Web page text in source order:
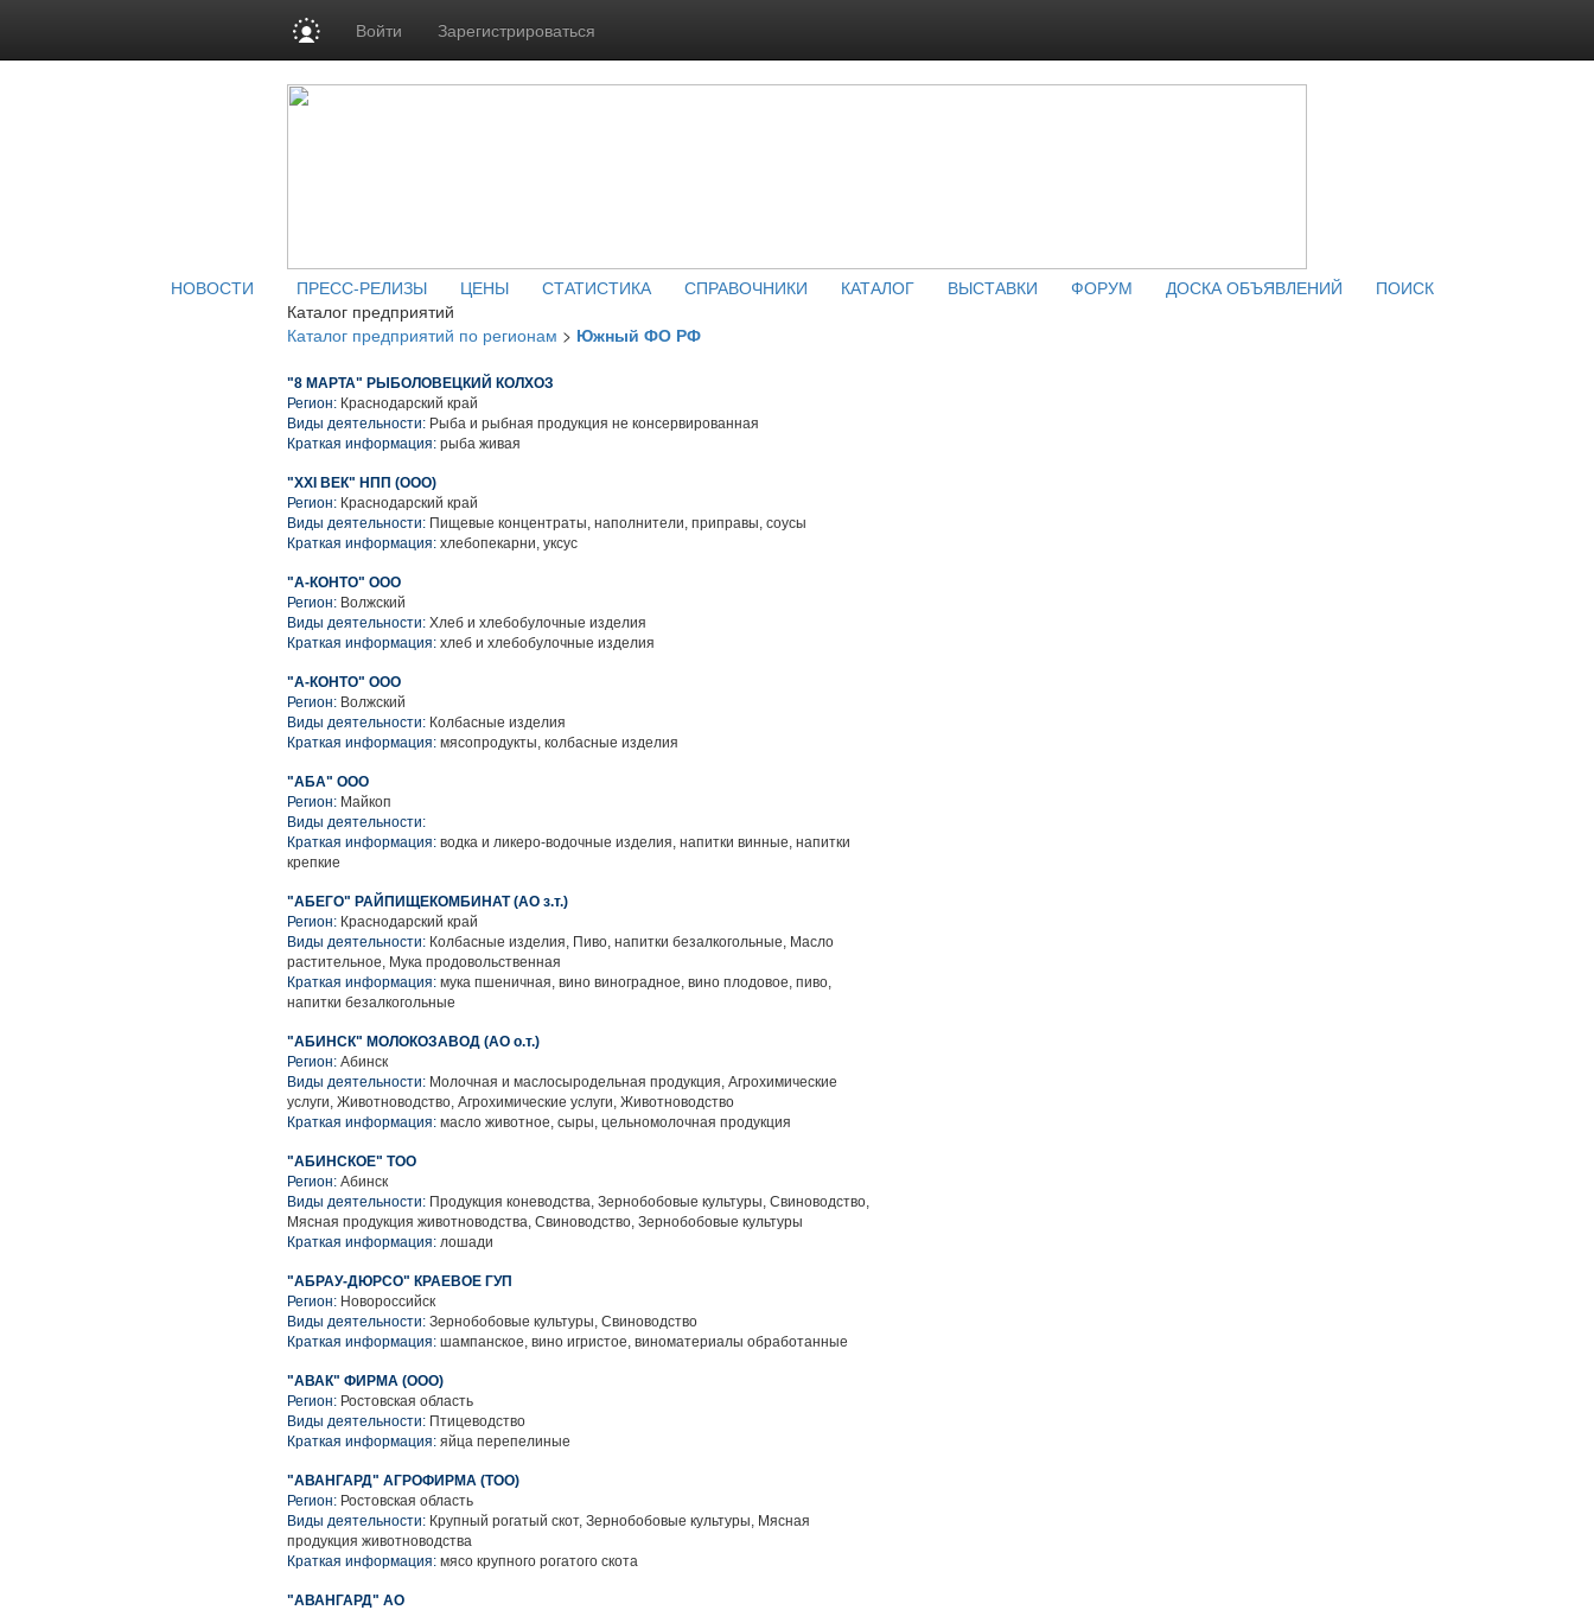
Войти Зарегистрироваться
НОВОСТИ ПРЕСС-РЕЛИЗЫ ЦЕНЫ СТАТИСТИКА СПРАВОЧНИКИ КАТАЛОГ ВЫСТАВКИ ФОРУМ ДОСКА ОБЪЯВЛЕНИЙ
ПОИСК
Каталог предприятий
Каталог предприятий по регионам > Южный ФО РФ
"8 МАРТА" РЫБОЛОВЕЦКИЙ КОЛХОЗ
Регион: Краснодарский край
Виды деятельности: Рыба и рыбная продукция не консервированная
Краткая информация: рыба живая
"XXI ВЕК" НПП (ООО)
Регион: Краснодарский край
Виды деятельности: Пищевые концентраты, наполнители, приправы, соусы
Краткая информация: хлебопекарни, уксус
"А-КОНТО" ООО
Регион: Волжский
Виды деятельности: Хлеб и хлебобулочные изделия
Краткая информация: хлеб и хлебобулочные изделия
"А-КОНТО" ООО
Регион: Волжский
Виды деятельности: Колбасные изделия
Краткая информация: мясопродукты, колбасные изделия
"АБА" ООО
Регион: Майкоп
Виды деятельности:
Краткая информация: водка и ликеро-водочные изделия, напитки винные, напитки
крепкие
"АБЕГО" РАЙПИЩЕКОМБИНАТ (АО з.т.)
Регион: Краснодарский край
Виды деятельности: Колбасные изделия, Пиво, напитки безалкогольные, Масло
растительное, Мука продовольственная
Краткая информация: мука пшеничная, вино виноградное, вино плодовое, пиво,
напитки безалкогольные
"АБИНСК" МОЛОКОЗАВОД (АО о.т.)
Регион: Абинск
Виды деятельности: Молочная и маслосыродельная продукция, Агрохимические
услуги, Животноводство, Агрохимические услуги, Животноводство
Краткая информация: масло животное, сыры, цельномолочная продукция
"АБИНСКОЕ" ТОО
Регион: Абинск
Виды деятельности: Продукция коневодства, Зернобобовые культуры, Свиноводство,
Мясная продукция животноводства, Свиноводство, Зернобобовые культуры
Краткая информация: лошади
"АБРАУ-ДЮРСО" КРАЕВОЕ ГУП
Регион: Новороссийск
Виды деятельности: Зернобобовые культуры, Свиноводство
Краткая информация: шампанское, вино игристое, виноматериалы обработанные
"АВАК" ФИРМА (ООО)
Регион: Ростовская область
Виды деятельности: Птицеводство
Краткая информация: яйца перепелиные
"АВАНГАРД" АГРОФИРМА (ТОО)
Регион: Ростовская область
Виды деятельности: Крупный рогатый скот, Зернобобовые культуры, Мясная
продукция животноводства
Краткая информация: мясо крупного рогатого скота
"АВАНГАРД" АО